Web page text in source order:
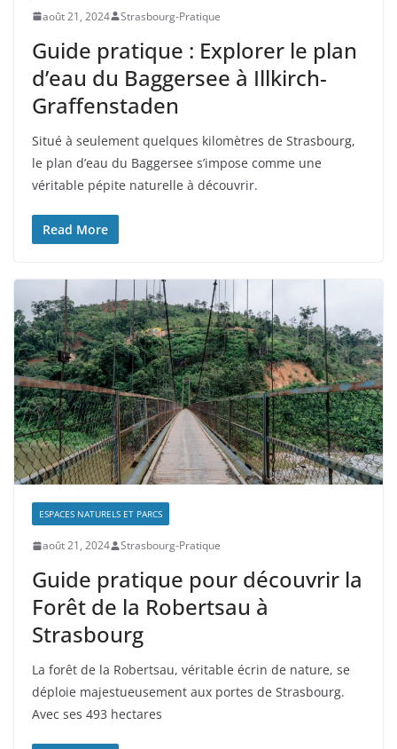
août 21, 2024 Strasbourg-Pratique
Guide pratique : Explorer le plan
d’eau du Baggersee à Illkirch-
Graffenstaden
Situé à seulement quelques kilomètres de Strasbourg,
le plan d’eau du Baggersee s’impose comme une
véritable pépite naturelle à découvrir.
Read More
ESPACES NATURELS ET PARCS
août 21, 2024 Strasbourg-Pratique
Guide pratique pour découvrir la
Forêt de la Robertsau à
Strasbourg
La forêt de la Robertsau, véritable écrin de nature, se
déploie majestueusement aux portes de Strasbourg.
Avec ses 493 hectares